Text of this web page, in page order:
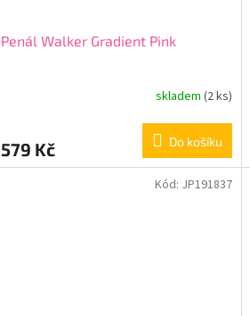
Penál Walker Gradient Pink
skladem (2 ks)
579 Kč Do košíku
Kód: JP191837